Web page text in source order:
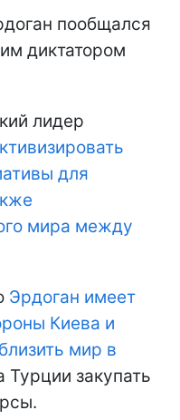
пообщался
диктатором
лидер
для
мира между
Эрдоган имеет
Киева и
мир в
Турции закупать